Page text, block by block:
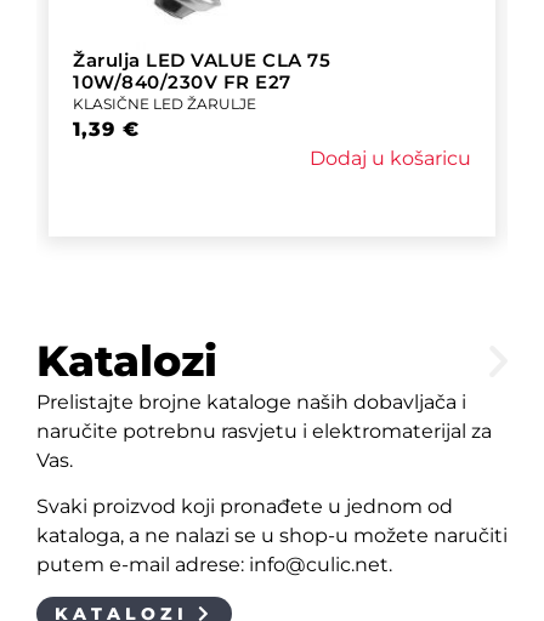
Žarulja LED VALUE CLA 75
10W/840/230V FR E27
KLASIČNE LED ŽARULJE
1,39 €
Dodaj u košaricu
Katalozi
Prelistajte brojne kataloge naših dobavljača i
naručite potrebnu rasvjetu i elektromaterijal za
Vas.
Svaki proizvod koji pronađete u jednom od
kataloga, a ne nalazi se u shop-u možete naručiti
putem e-mail adrese: info@culic.net.
KATALOZI